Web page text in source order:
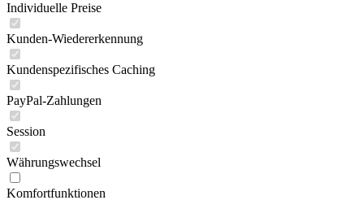
Individuelle Preise
Kunden-Wiedererkennung
Kundenspezifisches Caching
PayPal-Zahlungen
Session
Währungswechsel
Komfortfunktionen